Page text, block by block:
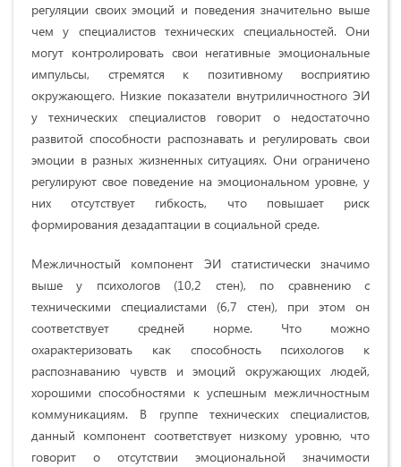
регуляции своих эмоций и поведения значительно выше
чем у специалистов технических специальностей. Они
могут контролировать свои негативные эмоциональные
импульсы, стремятся к позитивному восприятию
окружающего. Низкие показатели внутриличностного ЭИ
у технических специалистов говорит о недостаточно
развитой способности распознавать и регулировать свои
эмоции в разных жизненных ситуациях. Они ограничено
регулируют свое поведение на эмоциональном уровне, у
них отсутствует гибкость, что повышает риск
формирования дезадаптации в социальной среде.
Межличностый компонент ЭИ статистически значимо
выше у психологов (10,2 стен), по сравнению с
техническими специалистами (6,7 стен), при этом он
соответствует средней норме. Что можно
охарактеризовать как способность психологов к
распознаванию чувств и эмоций окружающих людей,
хорошими способностями к успешным межличностным
коммуникациям. В группе технических специалистов,
данный компонент соответствует низкому уровню, что
говорит о отсутствии эмоциональной значимости